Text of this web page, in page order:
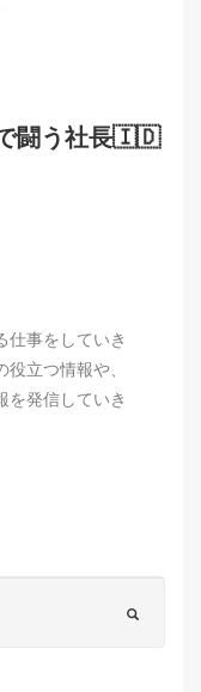
闘う社長🇮🇩
仕事をしていき
立つ情報や、
を発信していき